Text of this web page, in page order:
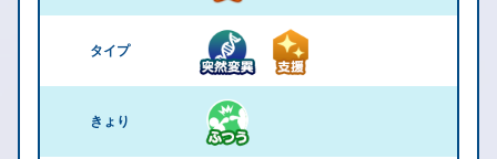
タイプ
きょり